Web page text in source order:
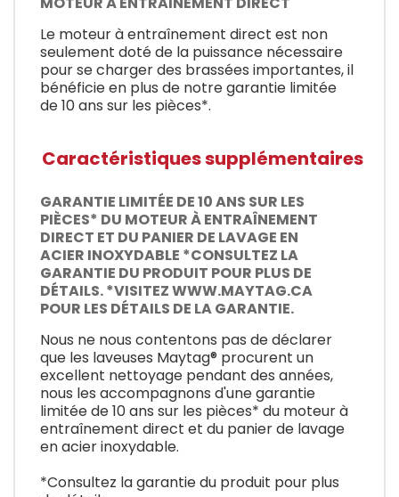
Le moteur à entraînement direct est non
seulement doté de la puissance nécessaire
pour se charger des brassées importantes, il
bénéficie en plus de notre garantie limitée
de 10 ans sur les pièces*.
Caractéristiques supplémentaires
GARANTIE LIMITÉE DE 10 ANS SUR LES
PIÈCES* DU MOTEUR À ENTRAÎNEMENT
DIRECT ET DU PANIER DE LAVAGE EN
ACIER INOXYDABLE *CONSULTEZ LA
GARANTIE DU PRODUIT POUR PLUS DE
DÉTAILS. *VISITEZ WWW.MAYTAG.CA
POUR LES DÉTAILS DE LA GARANTIE.
Nous ne nous contentons pas de déclarer
que les laveuses Maytag® procurent un
excellent nettoyage pendant des années,
nous les accompagnons d'une garantie
limitée de 10 ans sur les pièces* du moteur à
entraînement direct et du panier de lavage
en acier inoxydable.
*Consultez la garantie du produit pour plus